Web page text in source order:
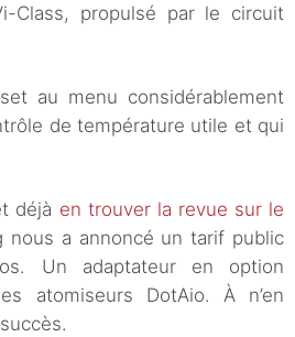
Class, propulsé par le circuit
au menu considérablement
de température utile et qui
déjà en trouver la revue sur le
nous a annoncé un tarif public
Un adaptateur en option
atomiseurs DotAio. À n’en